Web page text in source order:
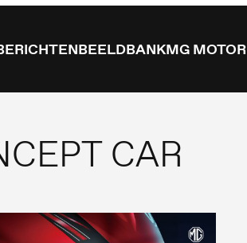
BEELDBANKMG MOTOR
CAR